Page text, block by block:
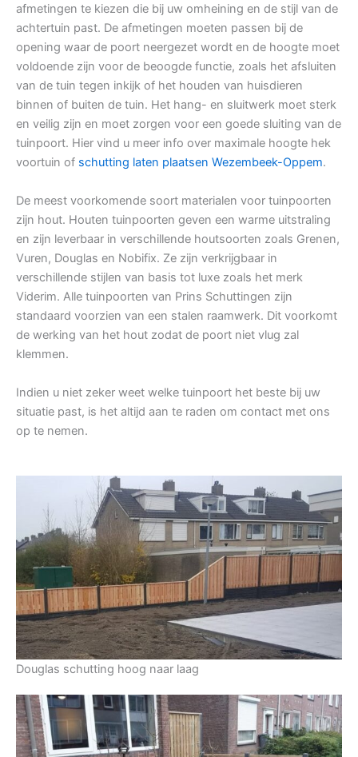
afmetingen te kiezen die bij uw omheining en de stijl van de
achtertuin past. De afmetingen moeten passen bij de
opening waar de poort neergezet wordt en de hoogte moet
voldoende zijn voor de beoogde functie, zoals het afsluiten
van de tuin tegen inkijk of het houden van huisdieren
binnen of buiten de tuin. Het hang- en sluitwerk moet sterk
en veilig zijn en moet zorgen voor een goede sluiting van de
tuinpoort. Hier vind u meer info over maximale hoogte hek
voortuin of schutting laten plaatsen Wezembeek-Oppem.
De meest voorkomende soort materialen voor tuinpoorten
zijn hout. Houten tuinpoorten geven een warme uitstraling
en zijn leverbaar in verschillende houtsoorten zoals Grenen,
Vuren, Douglas en Nobifix. Ze zijn verkrijgbaar in
verschillende stijlen van basis tot luxe zoals het merk
Viderim. Alle tuinpoorten van Prins Schuttingen zijn
standaard voorzien van een stalen raamwerk. Dit voorkomt
de werking van het hout zodat de poort niet vlug zal
klemmen.
Indien u niet zeker weet welke tuinpoort het beste bij uw
situatie past, is het altijd aan te raden om contact met ons
op te nemen.
Douglas schutting hoog naar laag